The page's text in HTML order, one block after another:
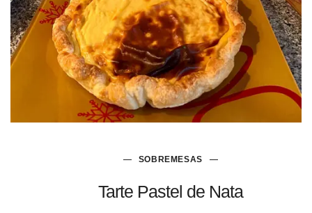
SOBREMESAS
Tarte Pastel de Nata